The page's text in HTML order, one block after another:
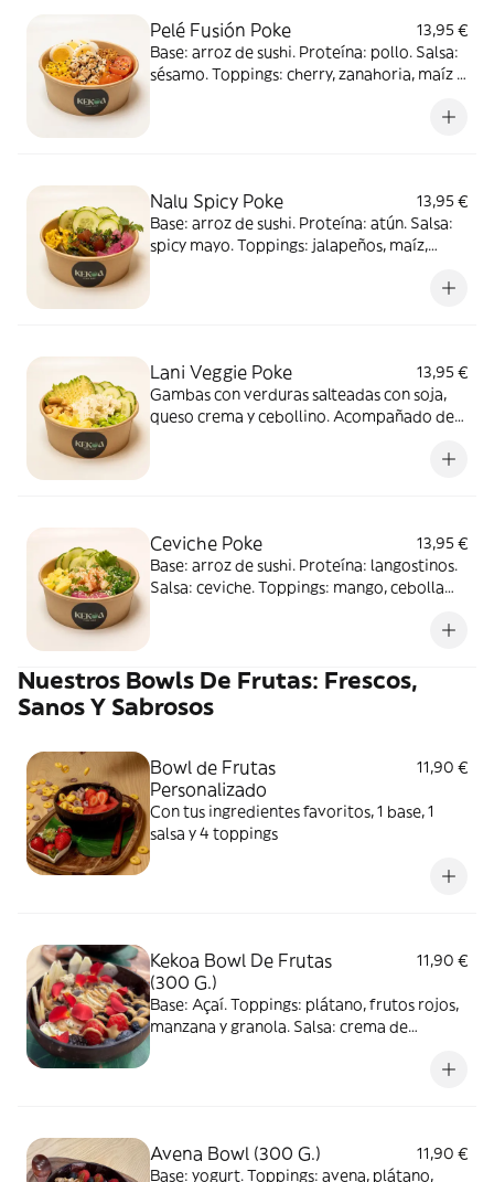
Pelé Fusión Poke
13,95 €
Base: arroz de sushi. Proteína: pollo. Salsa:
sésamo. Toppings: cherry, zanahoria, maíz y
Nalu Spicy Poke
13,95 €
Base: arroz de sushi. Proteína: atún. Salsa:
spicy mayo. Toppings: jalapeños, maíz,
Lani Veggie Poke
13,95 €
Gambas con verduras salteadas con soja,
queso crema y cebollino. Acompañado de
Ceviche Poke
13,95 €
Base: arroz de sushi. Proteína: langostinos.
Salsa: ceviche. Toppings: mango, cebolla
Nuestros Bowls De Frutas: Frescos,
Sanos Y Sabrosos
Bowl de Frutas
Personalizado
11,90 €
Con tus ingredientes favoritos, 1 base, 1
salsa y 4 toppings
Kekoa Bowl De Frutas
(300 G.)
11,90 €
Base: Açaí. Toppings: plátano, frutos rojos,
manzana y granola. Salsa: crema de
Avena Bowl (300 G.)
11,90 €
Base: yogurt. Toppings: avena, plátano,